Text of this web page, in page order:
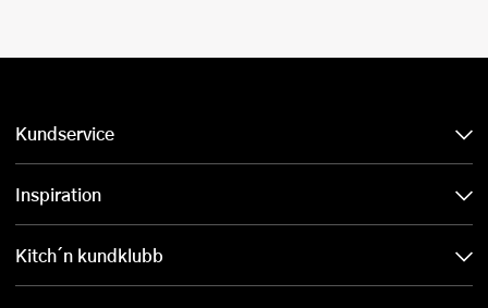
Kundservice
Inspiration
Kitch´n kundklubb